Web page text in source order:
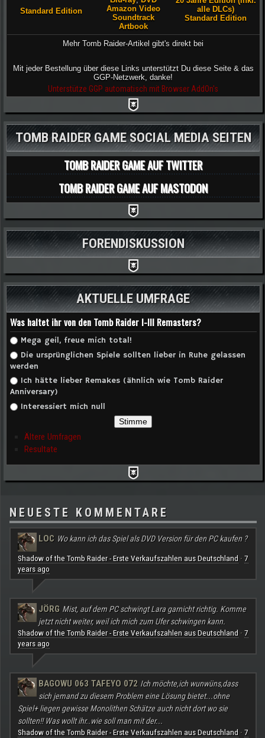
Standard Edition
Amazon Video
Soundtrack
Artbook
alle DLCs)
Standard Edition
Mehr Tomb Raider-Artikel gibt's direkt bei
Mit jeder Bestellung über diese Links unterstützt Du diese Seite & das
GGP-Netzwerk, danke!
Unterstütze GGP automatisch mit Browser AddOn's
TOMB RAIDER GAME SOCIAL MEDIA SEITEN
TOMB RAIDER GAME AUF TWITTER
TOMB RAIDER GAME AUF MASTODON
FORENDISKUSSION
AKTUELLE UMFRAGE
Was haltet ihr von den Tomb Raider I-III Remasters?
Auswahlmöglichkeiten
Mega geil, freue mich total!
Die ursprünglichen Spiele sollten lieber in Ruhe gelassen
werden
Ich hätte lieber Remakes (ähnlich wie Tomb Raider
Anniversary)
Interessiert mich null
Ältere Umfragen
Resultate
NEUESTE KOMMENTARE
LOC Wo kann ich das Spiel als DVD Version für den PC kaufen ?
Shadow of the Tomb Raider - Erste Verkaufszahlen aus Deutschland · 7
years ago
JÖRG Mist, auf dem PC schwingt Lara garnicht richtig. Komme
jetzt nicht weiter, weil ich mich zum Ufer schwingen kann.
Shadow of the Tomb Raider - Erste Verkaufszahlen aus Deutschland · 7
years ago
BAGOWU 063 TAFEYO 072 Ich möchte,ich wunwüns,dass
sich jemand zu diesem Problem eine Lösung bietet...ohne
Spiel+ liegen gewisse Monolithen Schätze auch nicht dort wo sie
sollten!! Was wollt ihr..wie soll man mit der...
Shadow of the Tomb Raider - Erste Verkaufszahlen aus Deutschland · 7